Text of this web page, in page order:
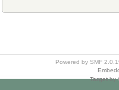
Powered by SMF
Targetby